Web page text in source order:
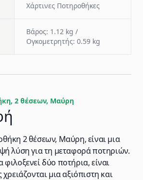
Χάρτινες Ποτηροθήκες
Βάρος: 1.12 kg /
Ογκομετρητής: 0.59 kg
2 θέσεων, Μαύρη
2 θέσεων, Μαύρη, είναι μια
λύση για τη μεταφορά ποτηριών.
δύο ποτήρια, είναι
μια αξιόπιστη και